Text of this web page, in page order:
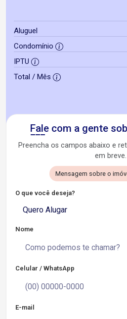
Aluguel
Condomínio
IPTU
Total / Mês
Fale com a gente
Preencha os campos abaixo e
em breve.
Mensagem sobre o
O que você deseja?
Quero Alugar
Nome
Celular / WhatsApp
E-mail